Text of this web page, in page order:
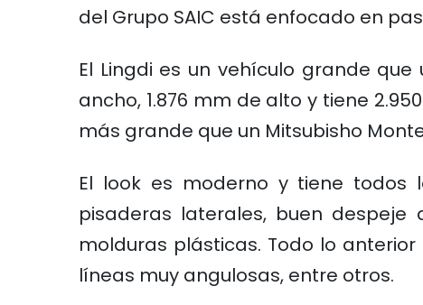
del Grupo SAIC está enfocado en
El Lingdi es un vehículo grande
ancho, 1.876 mm de alto y tiene
más grande que un Mitsubisho
El look es moderno y tiene todos
pisaderas laterales, buen
molduras plásticas. Todo lo
líneas muy angulosas, entre otros.